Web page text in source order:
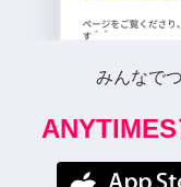
みんなで